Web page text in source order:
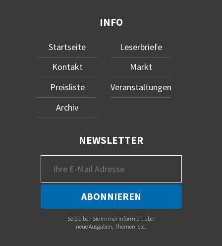
INFO
Startseite
Kontakt
Preisliste
Archiv
Leserbriefe
Markt
Veranstaltungen
NEWSLETTER
So bleiben Sie immer informiert über
neue Ausgaben, Themen, etc.